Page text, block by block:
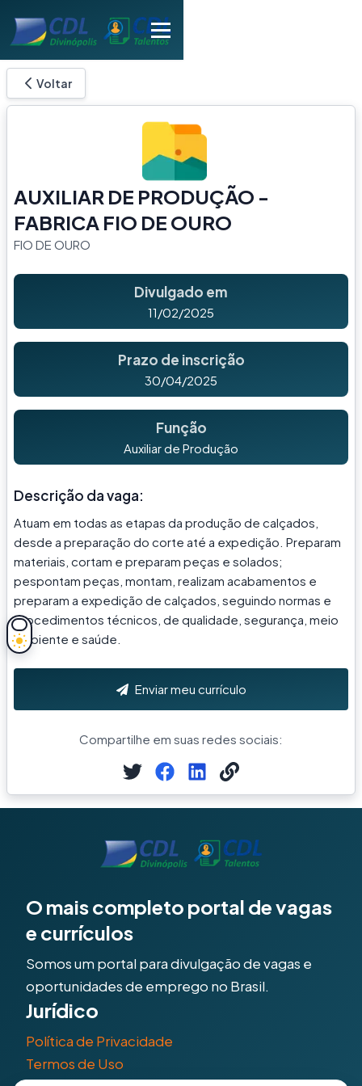
Voltar
AUXILIAR DE PRODUÇÃO -
FABRICA FIO DE OURO
FIO DE OURO
Divulgado em
11/02/2025
Prazo de inscrição
30/04/2025
Função
Auxiliar de Produção
Descrição da vaga:
Atuam em todas as etapas da produção de calçados,
desde a preparação do corte até a expedição. Preparam
materiais, cortam e preparam peças e solados;
pespontam peças, montam, realizam acabamentos e
preparam a expedição de calçados, seguindo normas e
procedimentos técnicos, de qualidade, segurança, meio
ambiente e saúde.
Enviar meu currículo
Compartilhe em suas redes sociais:
O mais completo portal de vagas
e currículos
Somos um portal para divulgação de vagas e
oportunidades de emprego no Brasil.
Jurídico
Política de Privacidade
Termos de Uso